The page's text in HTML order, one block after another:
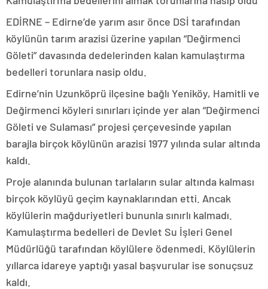
EDİRNE – Edirne’de yarım asır önce DSİ tarafından
köylünün tarım arazisi üzerine yapılan “Değirmenci
Göleti” davasında dedelerinden kalan kamulaştırma
bedelleri torunlara nasip oldu.
Edirne’nin Uzunköprü ilçesine bağlı Yeniköy, Hamitli ve
Değirmenci köyleri sınırları içinde yer alan “Değirmenci
Göleti ve Sulaması” projesi çerçevesinde yapılan
barajla birçok köylünün arazisi 1977 yılında sular altında
kaldı.
Proje alanında bulunan tarlaların sular altında kalması
birçok köylüyü geçim kaynaklarından etti. Ancak
köylülerin mağduriyetleri bununla sınırlı kalmadı.
Kamulaştırma bedelleri de Devlet Su İşleri Genel
Müdürlüğü tarafından köylülere ödenmedi. Köylülerin
yıllarca idareye yaptığı yasal başvurular ise sonuçsuz
kaldı.